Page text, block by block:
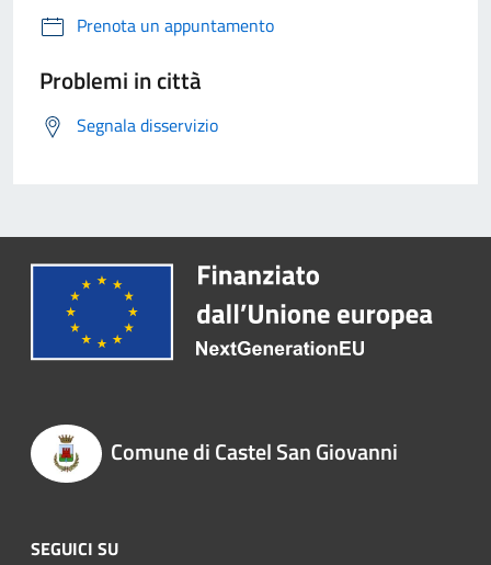
Prenota un appuntamento
Problemi in città
Segnala disservizio
Comune di Castel San Giovanni
SEGUICI SU